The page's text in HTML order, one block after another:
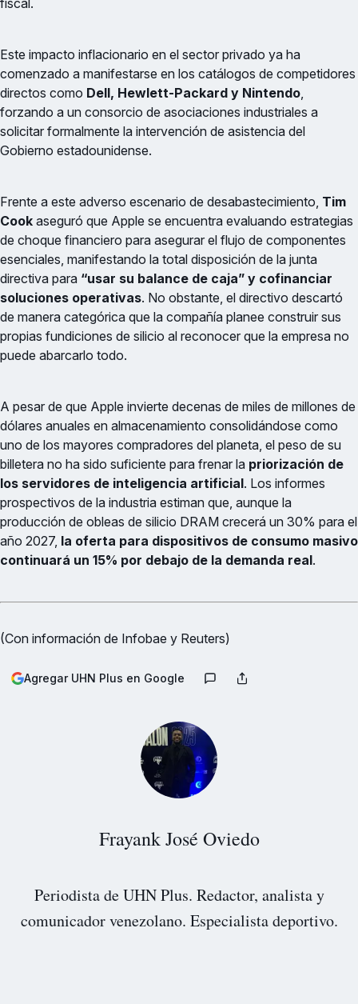
Este impacto inflacionario en el sector privado ya ha
comenzado a manifestarse en los catálogos de competidores
directos como Dell, Hewlett-Packard y Nintendo
forzando a un consorcio de asociaciones industriales a
solicitar formalmente la intervención de asistencia del
Gobierno estadounidense.
Frente a este adverso escenario de desabastecimiento, Tim
Cook aseguró que Apple se encuentra evaluando estrategias
de choque financiero para asegurar el flujo de componentes
esenciales, manifestando la total disposición de la junta
directiva para “usar su balance de caja” y cofinanciar
soluciones operativas. No obstante, el directivo descartó
de manera categórica que la compañía planee construir sus
propias fundiciones de silicio al reconocer que la empresa no
puede abarcarlo todo.
A pesar de que Apple invierte decenas de miles de millones de
dólares anuales en almacenamiento consolidándose como
uno de los mayores compradores del planeta, el peso de su
billetera no ha sido suficiente para frenar la priorización de
los servidores de inteligencia artificial. Los informes
prospectivos de la industria estiman que, aunque la
producción de obleas de silicio DRAM crecerá un 30% para el
año 2027, la oferta para dispositivos de consumo masivo
continuará un 15% por debajo de la demanda real.
(Con información de Infobae y Reuters)
Agregar UHN Plus en Google
Frayank José Oviedo
Periodista de UHN Plus. Redactor, analista y
comunicador venezolano. Especialista deportivo.